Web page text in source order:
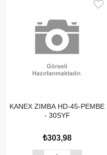
KANEX ZIMBA HD-45-PEMBE
- 30SYF
₺303,98